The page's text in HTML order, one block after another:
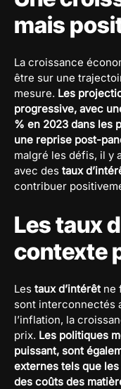
mais
La croissance
être sur une
mesure. Les
progressive, avec
% en 2023 dans les
une reprise post-
malgré les défis, il y
avec des taux
contribuer
Les taux
contexte
Les taux d’intérêtne
sont interconnectés
l’inflation, la
prix. Les politiques
puissant, sont
externes tels que
des coûts des